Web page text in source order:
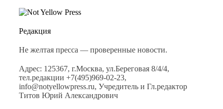
Редакция
Не желтая пресса — проверенные новости.
Адрес: 125367, г.Москва, ул.Береговая 8/4/4,
тел.редакции +7(495)969-02-23,
info@notyellowpress.ru, Учредитель и Гл.редактор
Титов Юрий Александрович